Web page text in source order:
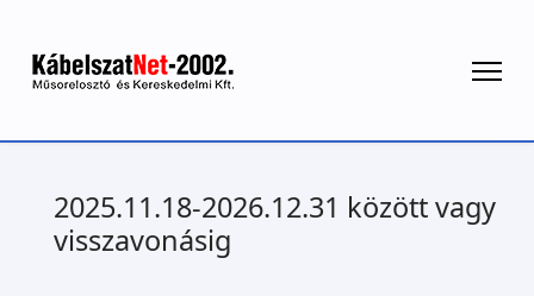
2025.11.18-2026.12.31 között vagy
visszavonásig